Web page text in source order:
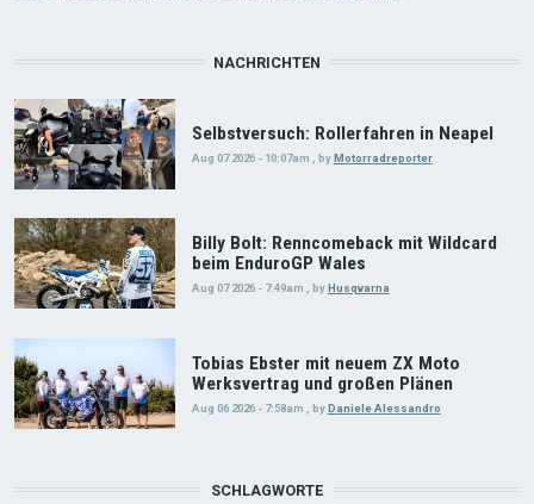
NACHRICHTEN
Selbstversuch: Rollerfahren in Neapel
Aug 07 2026 - 10:07am byMotorradreporter
Billy Bolt: Renncomeback mit Wildcard
beim EnduroGP Wales
Aug 07 2026 - 7:49am , by Husqvarna
Tobias Ebster mit neuem ZX Moto
Werksvertrag und großen Plänen
Aug 06 2026 - 7:58am , byDaniele Alessandro
SCHLAGWORTE